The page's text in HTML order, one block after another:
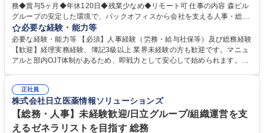
務◆賞与5ヶ月◆年休120日◆残業少なめ◆リモート可 仕事の内容 森ビル
グループの安定した環境で、バックオフィスから会社を支える人事・総務
をお任せします。 労務と総務の業務をバランスよく担当し、ゆくゆくは制
度改定などのコア業務にも挑戦できる、やりがいある環境です。 ■勤怠管
理、給与計算、社会保険手続き、年末調整等の労務管理全般 ■入退社手続
き、社内規定の改定や人事制度改定などのコア業務 ■社内イベントの企画
でも質問・相談できる環境が整っているため、安心して成長できます。 募
集職種 【森ビルG】人事・総務◆賞与5ヶ月◆年休120日◆残業少なめ◆
リモート可
必要な経験・能力等
必要な経験・能力等 【必須】人事経験（労務・給与社保等）及び総務経験
【歓迎】経理実務経験、簿記3級以上 業界未経験の方も歓迎です。マニュ
アルと部内OJT体制があるため、即戦力として安心して始められます。
務に挑戦できるため、自身の成長と組織への貢献度をダイレクトに実感で
きます。 残業少なめ、週1日リモート可など、ワークライフバランスを保
ち長期活躍できる環境です。 「これまでの幅広い経験を活かし、長期的な
キャリアを築きたい」という前向きな意欲と挑戦を全力で応援します。 学
正社員
株式会社日立医薬情報ソリューションズ
【総務・人事】未経験歓迎/日立グループ/組織運営を支
えるゼネラリストを目指す 総務